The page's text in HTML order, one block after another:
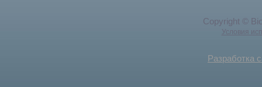
Copyright ©
Условия
Разработка